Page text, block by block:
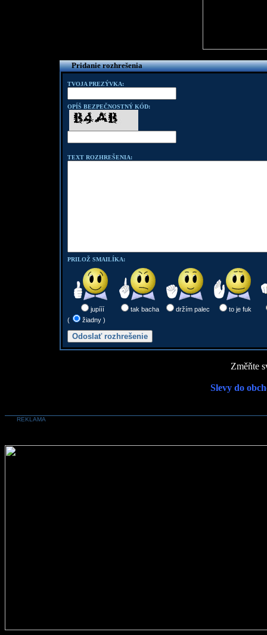
Pridanie rozhrešenia
TVOJA PREZÝVKA:
OPÍŠ BEZPEČNOSTNÝ KÓD:
TEXT ROZHREŠENIA:
PRILOŽ SMAILÍKA:
jupííí tak bacha držím palec
to je fuk
(
žiadny )
Změňte
Slevy do
REKLAMA